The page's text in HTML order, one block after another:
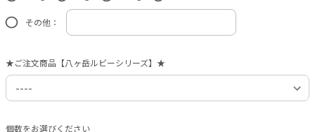
その他：
★ご注文商品【八ヶ岳ルビーシリーズ】★
個数をお選びください